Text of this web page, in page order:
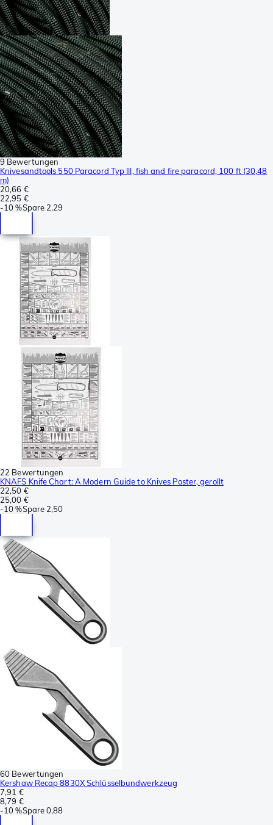
9 Bewertungen
Knivesandtools 550 Paracord Typ III, fish and fire paracord, 100 ft (30,48
m)
20,66 €
22,95 €
-10 %Spare 2,29
22 Bewertungen
KNAFS Knife Chart: A Modern Guide to Knives Poster, gerollt
22,50 €
25,00 €
-10 %Spare 2,50
60 Bewertungen
Kershaw Recap 8830X Schlüsselbundwerkzeug
7,91 €
8,79 €
-10 %Spare0,88